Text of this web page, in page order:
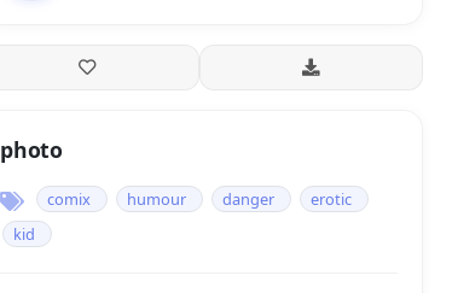
photo
comix humour danger
erotic
kid